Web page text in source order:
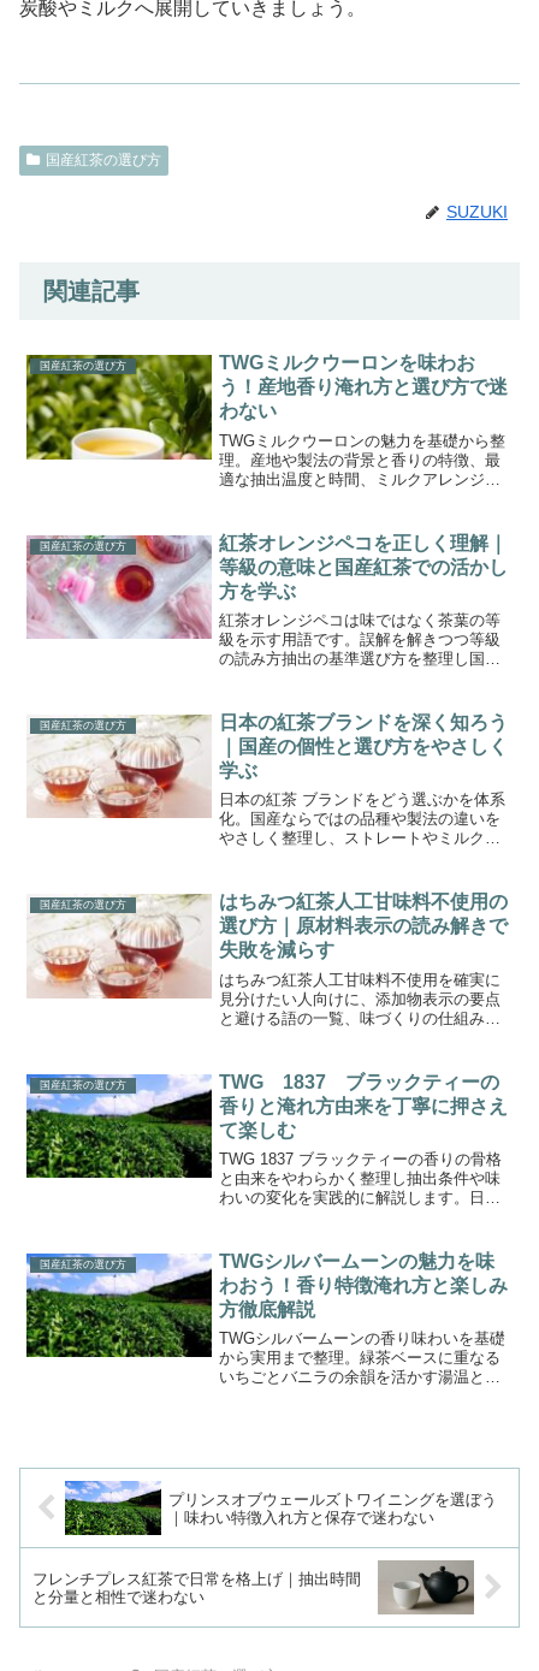
炭酸やミルクへ展開していきましょう。
国産紅茶の選び方
SUZUKI
関連記事
国産紅茶の選び方
TWGミルクウーロンを味わお
う！産地香り淹れ方と選び方で迷
わない
TWGミルクウーロンの魅力を基礎から整
理。産地や製法の背景と香りの特徴、最
適な抽出温度と時間、ミルクアレンジや
す。
国産紅茶の選び方
紅茶オレンジペコを正しく理解｜
等級の意味と国産紅茶での活かし
方を学ぶ
紅茶オレンジペコは味ではなく茶葉の等
級を示す用語です。誤解を解きつつ等級
の読み方抽出の基準選び方を整理し国産
す。
国産紅茶の選び方
日本の紅茶ブランドを深く知ろう
｜国産の個性と選び方をやさしく
学ぶ
日本の紅茶 ブランドをどう選ぶかを体系
化。国産ならではの品種や製法の違いを
やさしく整理し、ストレートやミルク向
を高めよう。
国産紅茶の選び方
はちみつ紅茶人工甘味料不使用の
選び方｜原材料表示の読み解きで
失敗を減らす
はちみつ紅茶人工甘味料不使用を確実に
見分けたい人向けに、添加物表示の要点
と避ける語の一覧、味づくりの仕組み、
甘さの納得感を高める選び方を身につけ
よう。
国産紅茶の選び方
TWG 1837 ブラックティーの
香りと淹れ方由来を丁寧に押さえ
て楽しむ
TWG 1837 ブラックティーの香りの骨格
と由来をやわらかく整理し抽出条件や味
わいの変化を実践的に解説します。日常
度を高めよう。
国産紅茶の選び方
TWGシルバームーンの魅力を味
わおう！香り特徴淹れ方と楽しみ
方徹底解説
TWGシルバームーンの香り味わいを基礎
から実用まで整理。緑茶ベースに重なる
いちごとバニラの余韻を活かす湯温と時
プリンスオブウェールズトワイニングを選ぼう
｜味わい特徴入れ方と保存で迷わない
フレンチプレス紅茶で日常を格上げ｜抽出時間
と分量と相性で迷わない